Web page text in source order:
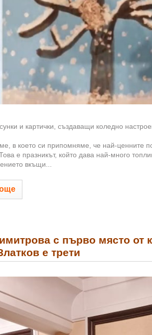
и картички, създаващи коледно
в което си припомняме, че най-ценните
е празникът, който дава най-много
вкъщи...
с първо място от
е трети